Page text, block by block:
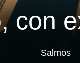
con
Salmos